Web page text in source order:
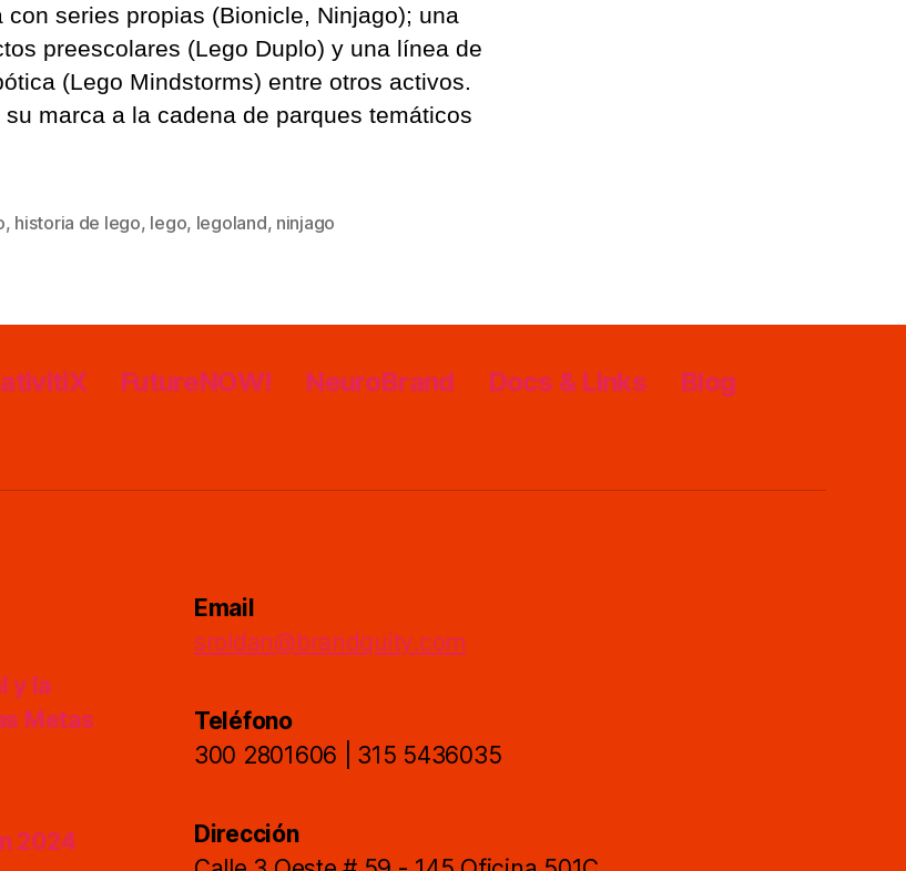
con series propias (Bionicle, Ninjago); una
preescolares (Lego Duplo) y una línea de
(Lego Mindstorms) entre otros activos.
marca a la cadena de parques temáticos
, historia de lego, lego, legoland, ninjago
FutureNOW! NeuroBrand Docs & Links
Blog
y la
Metas
2024
Email
sroldan@brandquity.com
Teléfono
300 2801606 | 315 5436035
Dirección